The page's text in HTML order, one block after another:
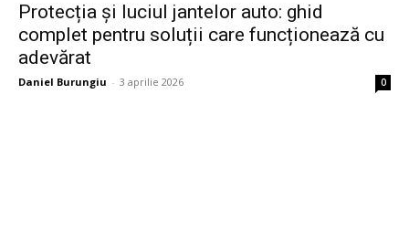
Protecția și luciul jantelor auto: ghid
complet pentru soluții care funcționează cu
adevărat
Daniel Burungiu - 3 aprilie 2026 0